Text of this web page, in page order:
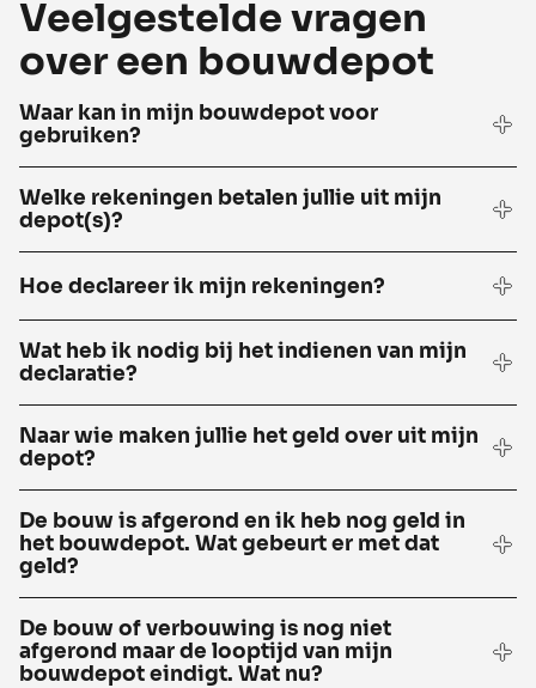
Veelgestelde vragen
over een bouwdepot
Waar kan in mijn bouwdepot voor
gebruiken?
Welke rekeningen betalen jullie uit mijn
depot(s)?
Hoe declareer ik mijn rekeningen?
Wat heb ik nodig bij het indienen van mijn
declaratie?
Naar wie maken jullie het geld over uit mijn
depot?
De bouw is afgerond en ik heb nog geld in
het bouwdepot. Wat gebeurt er met dat
geld?
De bouw of verbouwing is nog niet
afgerond maar de looptijd van mijn
bouwdepot eindigt. Wat nu?